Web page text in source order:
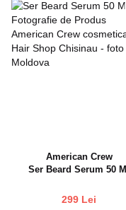
American Crew
Ser Beard Serum 50 Ml
299 Lei